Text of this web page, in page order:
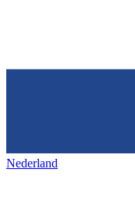
Nederland